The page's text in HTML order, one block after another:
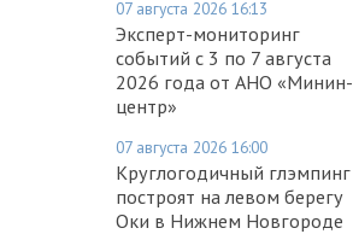
07 августа 2026 16:13
Эксперт-мониторинг
событий с 3 по 7 августа
2026 года от АНО «Минин-
центр»
07 августа 2026 16:00
Круглогодичный глэмпинг
построят на левом берегу
Оки в Нижнем Новгороде